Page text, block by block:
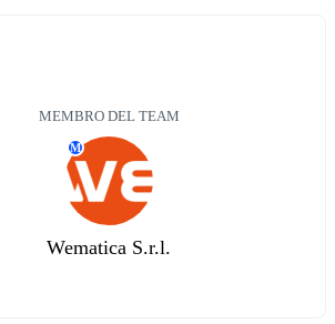
MEMBRO DEL TEAM
M
Wematica S.r.l.